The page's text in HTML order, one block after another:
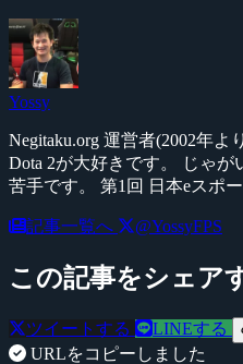
Yossy
Negitaku.org 運営者(2002年よ
Dota 2が大好きです。 じゃ
苦手です。 第1回 日本eスポ
記事一覧へ @YossyFPS
この記事をシェア
ツイートする LINEする
URLをコピーしました